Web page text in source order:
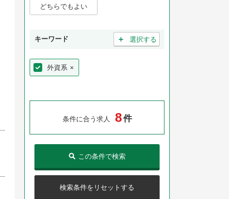
どちらでもよい
キーワード ＋ 選択する
外資系 ×
条件に合う求人 8件
検索条件をリセットする
この条件で検索